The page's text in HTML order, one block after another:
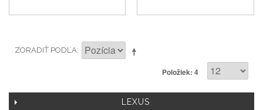
ZORADIŤ PODĽA
Položiek: 4
LEXUS